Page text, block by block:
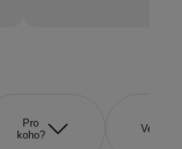
Pro
koho?
Velikost